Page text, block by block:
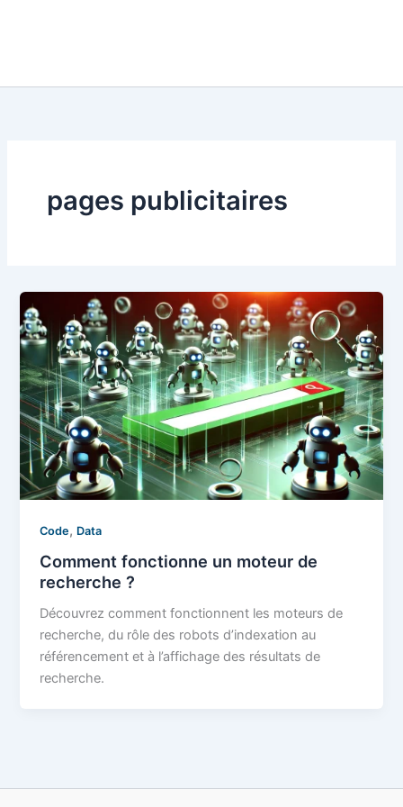
pages publicitaires
Code, Data
Comment fonctionne un moteur de
recherche ?
Découvrez comment fonctionnent les moteurs de
recherche, du rôle des robots d’indexation au
référencement et à l’affichage des résultats de
recherche.